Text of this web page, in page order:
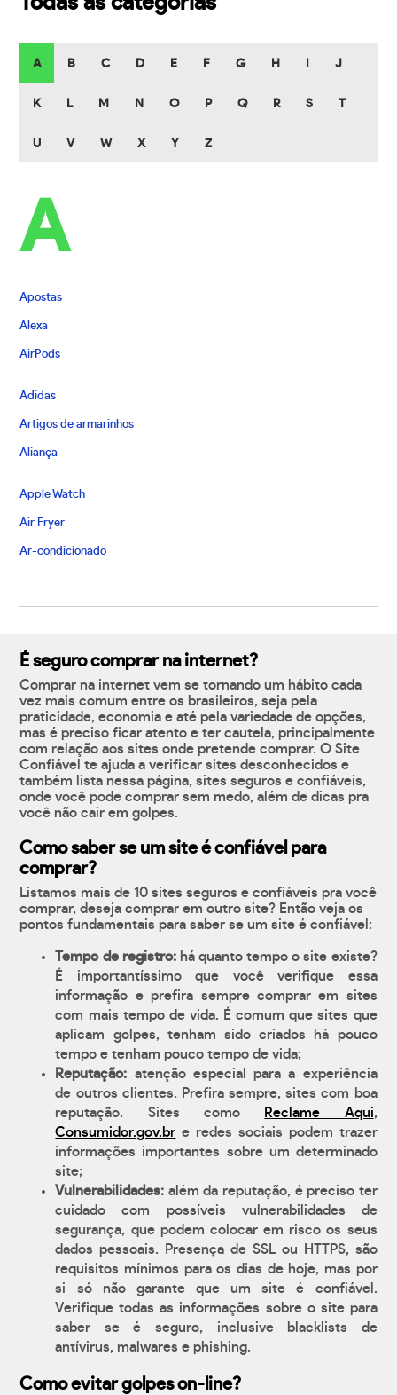
A B C D E F G H J
K L M N O P Q R S T
U V W X Y Z
A
Apostas
Alexa
AirPods
Adidas
Artigos de armarinhos
Aliança
Apple Watch
Air Fryer
Ar-condicionado
É seguro comprar na internet?
Comprar na internet vem se tornando um hábito cada
vez mais comum entre os brasileiros, seja pela
praticidade, economia e até pela variedade de opções,
mas é preciso ficar atento e ter cautela, principalmente
com relação aos sites onde pretende comprar. O Site
Confiável te ajuda a verificar sites desconhecidos e
também lista nessa página, sites seguros e confiáveis,
onde você pode comprar sem medo, além de dicas pra
você não cair em golpes.
Como saber se um site é confiável para
comprar?
Listamos mais de 10 sites seguros e confiáveis pra você
comprar, deseja comprar em outro site? Então veja os
pontos fundamentais para saber se um site é confiável:
Tempo de registro:há quanto tempo o site existe?
É importantíssimo que você verifique essa
informação e prefira sempre comprar em sites
com mais tempo de vida. É comum que sites que
aplicam golpes, tenham sido criados há pouco
tempo e tenham pouco tempo de vida;
Reputação: atenção especial para a experiência
de outros clientes. Prefira sempre, sites com boa
reputação. Sites como
Reclame Aqui,
Consumidor.gov.br e redes sociais podem trazer
informações importantes sobre um determinado
site;
Vulnerabilidades: além da reputação, é preciso ter
cuidado com possíveis vulnerabilidades de
segurança, que podem colocar em risco os seus
dados pessoais. Presença de SSL ou HTTPS, são
requisitos mínimos para os dias de hoje, mas por
si só não garante que um site é confiável.
Verifique todas as informações sobre o site para
saber se é seguro, inclusive blacklists de
antívirus, malwares e phishing.
Como evitar golpes on-line?